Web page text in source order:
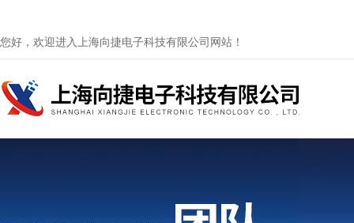
您好，欢迎进入上海向捷电子科技有限公司网站！